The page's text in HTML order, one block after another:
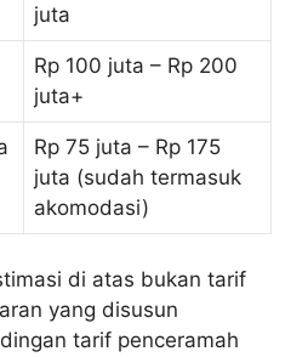
juta
Rp 100 juta – Rp 200
juta+
Rp 75 juta – Rp 175
juta (sudah termasuk
akomodasi)
di atas bukan tarif
yang disusun
tarif penceramah